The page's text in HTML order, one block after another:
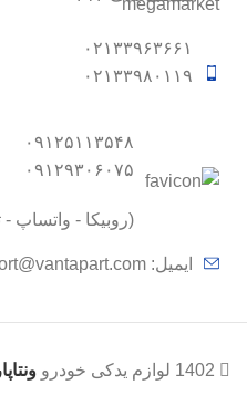
۰۲۱۳۳۹۶۳۶۶۱
۰۲۱۳۳۹۸۰۱۱۹
۰۹۱۲۵۱۱۳۵۴۸
۰۹۱۲۹۳۰۶۰۷۵
(روبیکا - واتساپ -
ایمیل: